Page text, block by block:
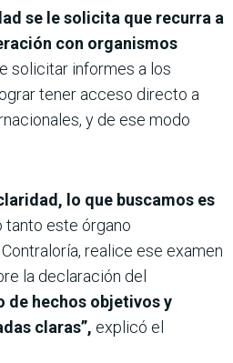
se le solicita que recurra a
con organismos
solicitar informes a los
tener acceso directo a
y de ese modo
lo que buscamos es
tanto este órgano
realice ese examen
la declaración del
de hechos objetivos y
claras”, explicó el